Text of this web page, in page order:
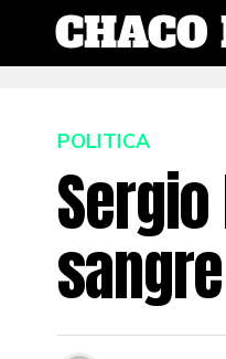
POLITICA